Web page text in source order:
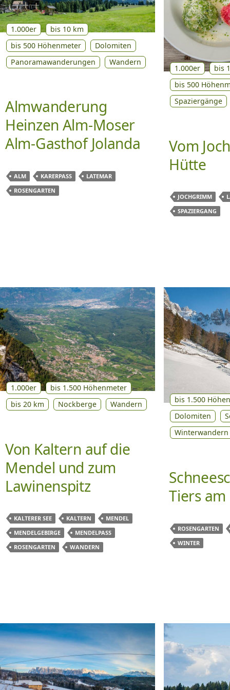
1.000er
bis 10 km
bis 500 Höhenmeter
Dolomiten
Panoramawanderungen
Wandern
Almwanderung
Heinzen Alm-Moser
Alm-Gasthof Jolanda
ALM KARERPASS
LATEMAR
ROSENGARTEN
1.000er
bis
bis 500
Spaziergänge
Vom
Hütte
JOCHGRIMM
SPAZIERGANG
1.000er
bis 1.500 Höhenmeter
bis 20 km
Nockberge Wandern
Von Kaltern auf die
Mendel und zum
Lawinenspitz
KALTERER SEE KALTERN
MENDEL
MENDELGEBIRGE
MENDELPASS
ROSENGARTEN
WANDERN
bis 1.500
Dolomiten
Winterwandern
Tiers
ROSENGARTEN
WINTER